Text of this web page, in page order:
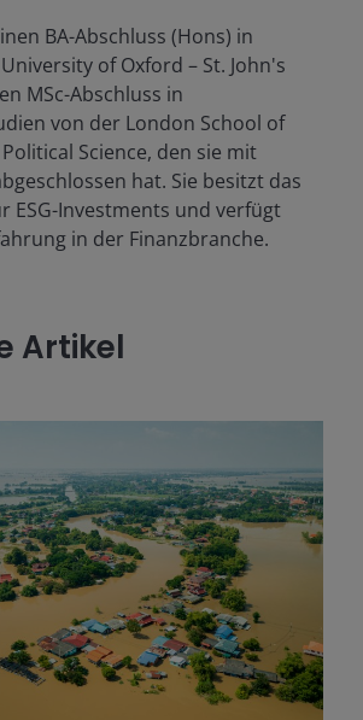
BA-Abschluss (Hons) in
of Oxford – St. John's
MSc-Abschluss in
von der London School of
Science, den sie mit
hat. Sie besitzt das
ESG-Investments und verfügt
in der Finanzbranche.
Artikel